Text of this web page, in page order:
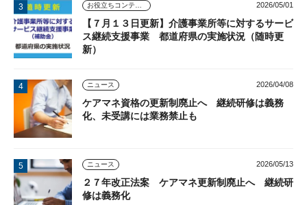
お役立ちコンテンツ 2026/05/01
【７月１３日更新】介護事業所等に対するサービ
ス継続支援事業 都道府県の実施状況（随時更
新）
ニュース 2026/04/08
ケアマネ資格の更新制廃止へ 継続研修は義務
化、未受講には業務禁止も
ニュース 2026/05/13
２７年改正法案 ケアマネ更新制廃止へ 継続研
修は義務化